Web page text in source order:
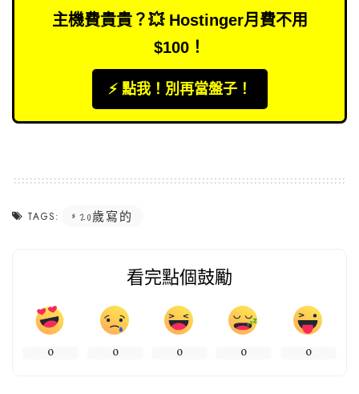
主機費貴貴？💥 Hostinger月費不用
$100！
⚡️ 點我！別再當盤子！
TAGS: 20歲寫的
看完點個鼓勵
0 0 0 0 0